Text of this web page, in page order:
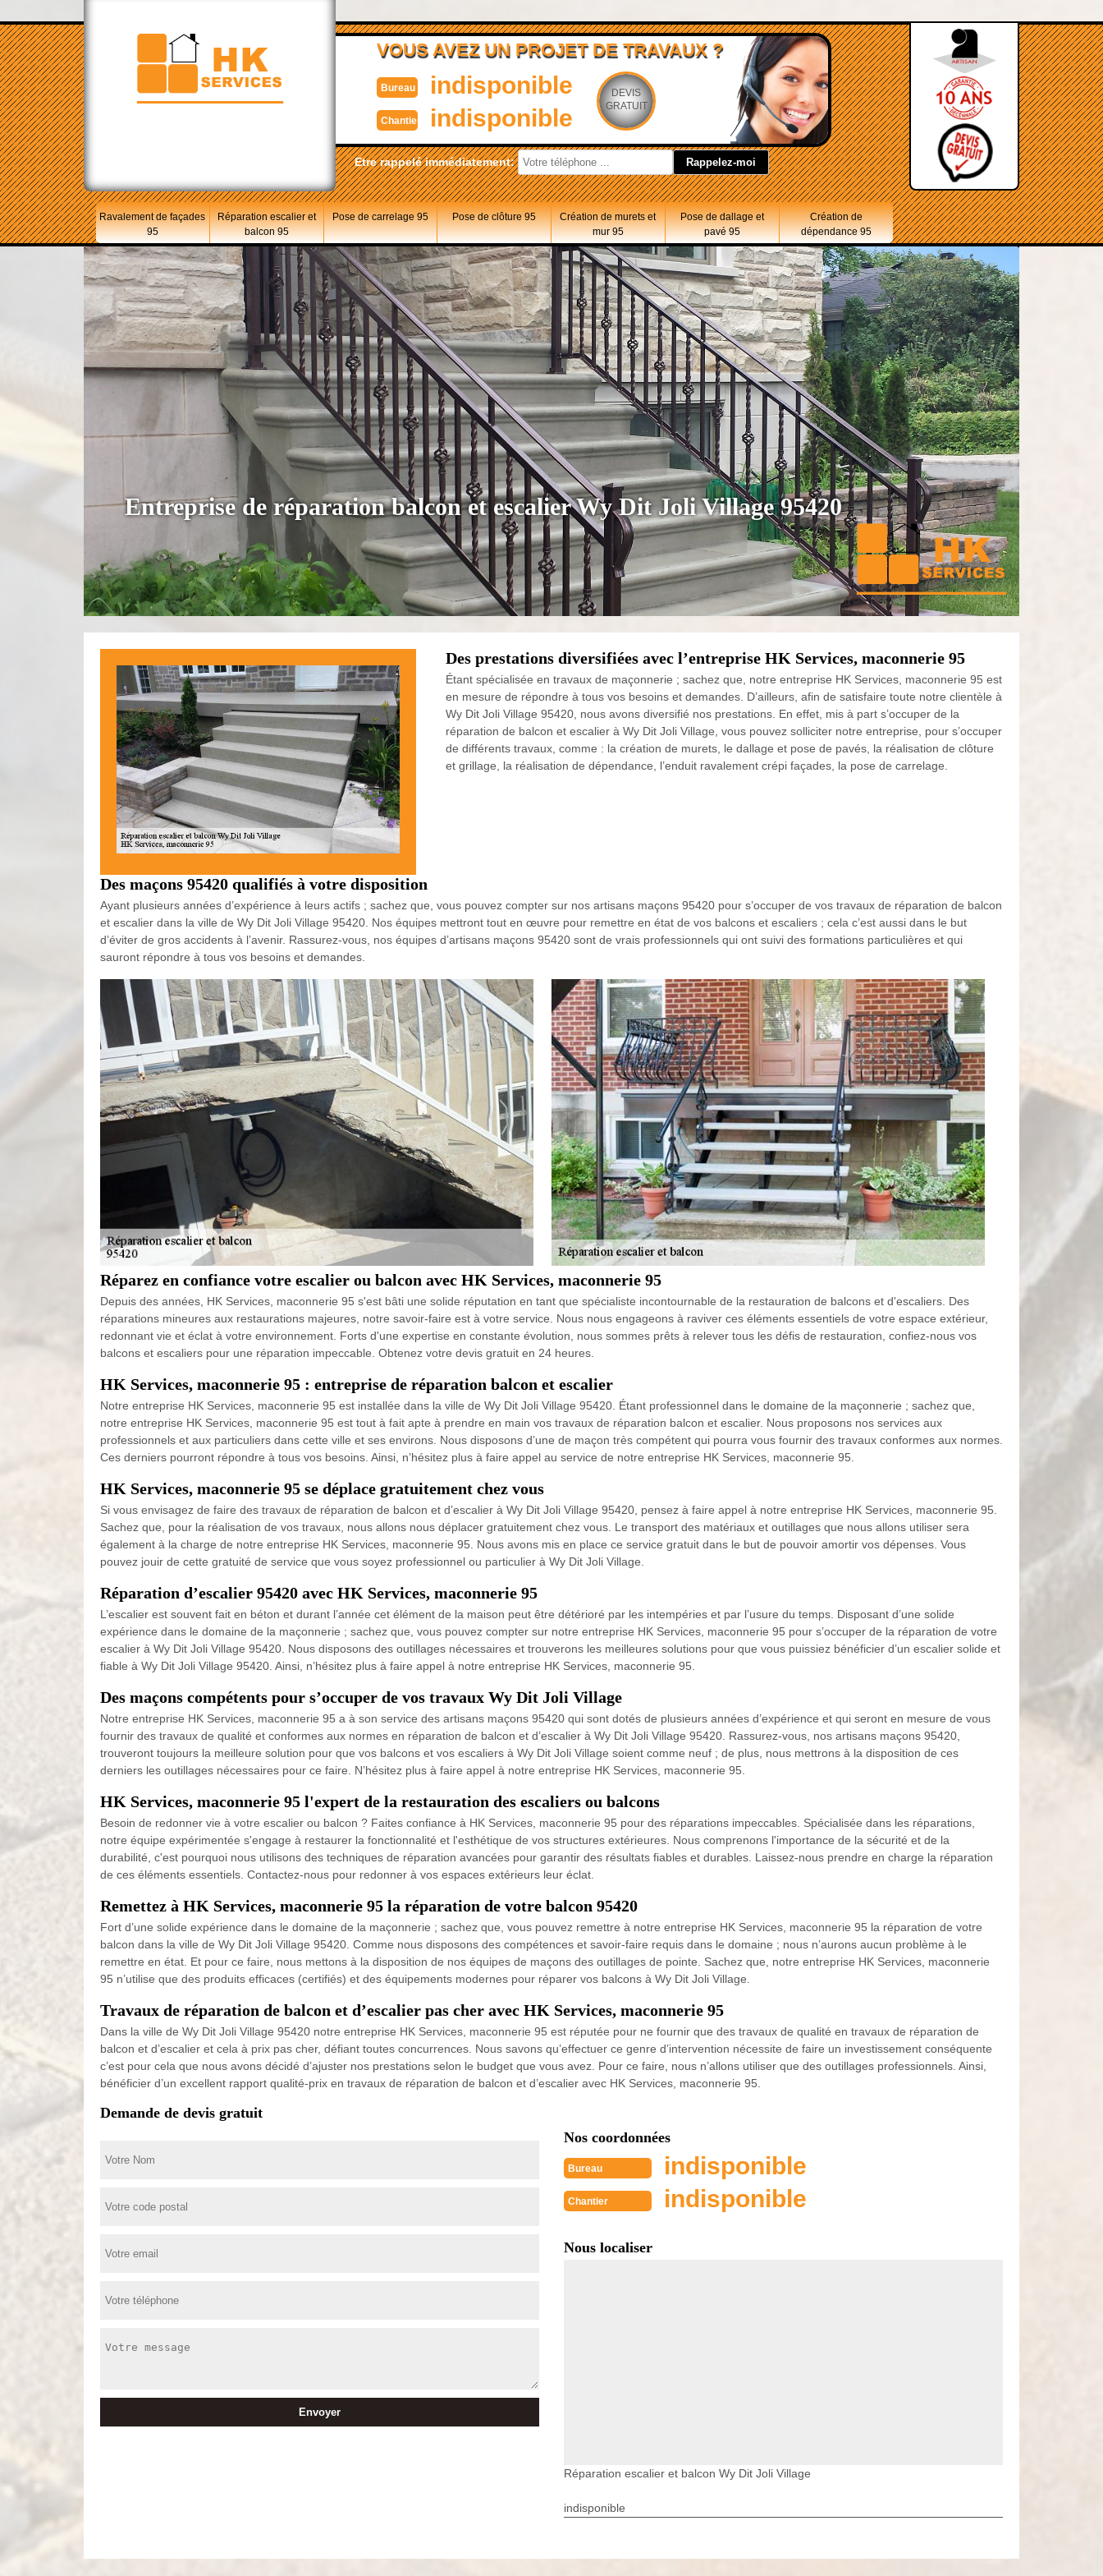
VOUS AVEZ UN PROJET DE TRAVAUX ?
Bureau indisponible
Chantier indisponible
DEVIS
GRATUIT
Etre rappelé immédiatement:
Ravalement de façades
95
Réparation escalier et
balcon 95
Pose de carrelage 95 Pose de clôture 95
Création de murets et
mur 95
Pose de dallage et
pavé 95
Création de
dépendance 95
Entreprise de réparation balcon et escalier Wy Dit Joli Village 95420
Des prestations diversifiées avec l’entreprise HK Services, maconnerie 95
Étant spécialisée en travaux de maçonnerie ; sachez que, notre entreprise HK Services, maconnerie 95 est
en mesure de répondre à tous vos besoins et demandes. D’ailleurs, afin de satisfaire toute notre clientèle à
Wy Dit Joli Village 95420, nous avons diversifié nos prestations. En effet, mis à part s’occuper de la
réparation de balcon et escalier à Wy Dit Joli Village, vous pouvez solliciter notre entreprise, pour s’occuper
de différents travaux, comme : la création de murets, le dallage et pose de pavés, la réalisation de clôture
et grillage, la réalisation de dépendance, l’enduit ravalement crépi façades, la pose de carrelage.
Des maçons 95420 qualifiés à votre disposition
Ayant plusieurs années d’expérience à leurs actifs ; sachez que, vous pouvez compter sur nos artisans maçons 95420 pour s’occuper de vos travaux de réparation de balcon
et escalier dans la ville de Wy Dit Joli Village 95420. Nos équipes mettront tout en œuvre pour remettre en état de vos balcons et escaliers ; cela c’est aussi dans le but
d’éviter de gros accidents à l’avenir. Rassurez-vous, nos équipes d’artisans maçons 95420 sont de vrais professionnels qui ont suivi des formations particulières et qui
sauront répondre à tous vos besoins et demandes.
Réparez en confiance votre escalier ou balcon avec HK Services, maconnerie 95
Depuis des années, HK Services, maconnerie 95 s'est bâti une solide réputation en tant que spécialiste incontournable de la restauration de balcons et d'escaliers. Des
réparations mineures aux restaurations majeures, notre savoir-faire est à votre service. Nous nous engageons à raviver ces éléments essentiels de votre espace extérieur,
redonnant vie et éclat à votre environnement. Forts d'une expertise en constante évolution, nous sommes prêts à relever tous les défis de restauration, confiez-nous vos
balcons et escaliers pour une réparation impeccable. Obtenez votre devis gratuit en 24 heures.
HK Services, maconnerie 95 : entreprise de réparation balcon et escalier
Notre entreprise HK Services, maconnerie 95 est installée dans la ville de Wy Dit Joli Village 95420. Étant professionnel dans le domaine de la maçonnerie ; sachez que,
notre entreprise HK Services, maconnerie 95 est tout à fait apte à prendre en main vos travaux de réparation balcon et escalier. Nous proposons nos services aux
professionnels et aux particuliers dans cette ville et ses environs. Nous disposons d’une de maçon très compétent qui pourra vous fournir des travaux conformes aux normes.
Ces derniers pourront répondre à tous vos besoins. Ainsi, n’hésitez plus à faire appel au service de notre entreprise HK Services, maconnerie 95.
HK Services, maconnerie 95 se déplace gratuitement chez vous
Si vous envisagez de faire des travaux de réparation de balcon et d’escalier à Wy Dit Joli Village 95420, pensez à faire appel à notre entreprise HK Services, maconnerie 95.
Sachez que, pour la réalisation de vos travaux, nous allons nous déplacer gratuitement chez vous. Le transport des matériaux et outillages que nous allons utiliser sera
également à la charge de notre entreprise HK Services, maconnerie 95. Nous avons mis en place ce service gratuit dans le but de pouvoir amortir vos dépenses. Vous
pouvez jouir de cette gratuité de service que vous soyez professionnel ou particulier à Wy Dit Joli Village.
Réparation d’escalier 95420 avec HK Services, maconnerie 95
L’escalier est souvent fait en béton et durant l’année cet élément de la maison peut être détérioré par les intempéries et par l’usure du temps. Disposant d’une solide
expérience dans le domaine de la maçonnerie ; sachez que, vous pouvez compter sur notre entreprise HK Services, maconnerie 95 pour s’occuper de la réparation de votre
escalier à Wy Dit Joli Village 95420. Nous disposons des outillages nécessaires et trouverons les meilleures solutions pour que vous puissiez bénéficier d’un escalier solide et
fiable à Wy Dit Joli Village 95420. Ainsi, n’hésitez plus à faire appel à notre entreprise HK Services, maconnerie 95.
Des maçons compétents pour s’occuper de vos travaux Wy Dit Joli Village
Notre entreprise HK Services, maconnerie 95 a à son service des artisans maçons 95420 qui sont dotés de plusieurs années d’expérience et qui seront en mesure de vous
fournir des travaux de qualité et conformes aux normes en réparation de balcon et d’escalier à Wy Dit Joli Village 95420. Rassurez-vous, nos artisans maçons 95420,
trouveront toujours la meilleure solution pour que vos balcons et vos escaliers à Wy Dit Joli Village soient comme neuf ; de plus, nous mettrons à la disposition de ces
derniers les outillages nécessaires pour ce faire. N’hésitez plus à faire appel à notre entreprise HK Services, maconnerie 95.
HK Services, maconnerie 95 l'expert de la restauration des escaliers ou balcons
Besoin de redonner vie à votre escalier ou balcon ? Faites confiance à HK Services, maconnerie 95 pour des réparations impeccables. Spécialisée dans les réparations,
notre équipe expérimentée s'engage à restaurer la fonctionnalité et l'esthétique de vos structures extérieures. Nous comprenons l'importance de la sécurité et de la
durabilité, c'est pourquoi nous utilisons des techniques de réparation avancées pour garantir des résultats fiables et durables. Laissez-nous prendre en charge la réparation
de ces éléments essentiels. Contactez-nous pour redonner à vos espaces extérieurs leur éclat.
Remettez à HK Services, maconnerie 95 la réparation de votre balcon 95420
Fort d’une solide expérience dans le domaine de la maçonnerie ; sachez que, vous pouvez remettre à notre entreprise HK Services, maconnerie 95 la réparation de votre
balcon dans la ville de Wy Dit Joli Village 95420. Comme nous disposons des compétences et savoir-faire requis dans le domaine ; nous n’aurons aucun problème à le
remettre en état. Et pour ce faire, nous mettons à la disposition de nos équipes de maçons des outillages de pointe. Sachez que, notre entreprise HK Services, maconnerie
95 n’utilise que des produits efficaces (certifiés) et des équipements modernes pour réparer vos balcons à Wy Dit Joli Village.
Travaux de réparation de balcon et d’escalier pas cher avec HK Services, maconnerie 95
Dans la ville de Wy Dit Joli Village 95420 notre entreprise HK Services, maconnerie 95 est réputée pour ne fournir que des travaux de qualité en travaux de réparation de
balcon et d’escalier et cela à prix pas cher, défiant toutes concurrences. Nous savons qu’effectuer ce genre d’intervention nécessite de faire un investissement conséquente
c’est pour cela que nous avons décidé d’ajuster nos prestations selon le budget que vous avez. Pour ce faire, nous n’allons utiliser que des outillages professionnels. Ainsi,
bénéficier d’un excellent rapport qualité-prix en travaux de réparation de balcon et d’escalier avec HK Services, maconnerie 95.
Demande de devis gratuit
Nos coordonnées
Bureau indisponible
Chantier indisponible
Nous localiser
Réparation escalier et balcon Wy Dit Joli Village
indisponible